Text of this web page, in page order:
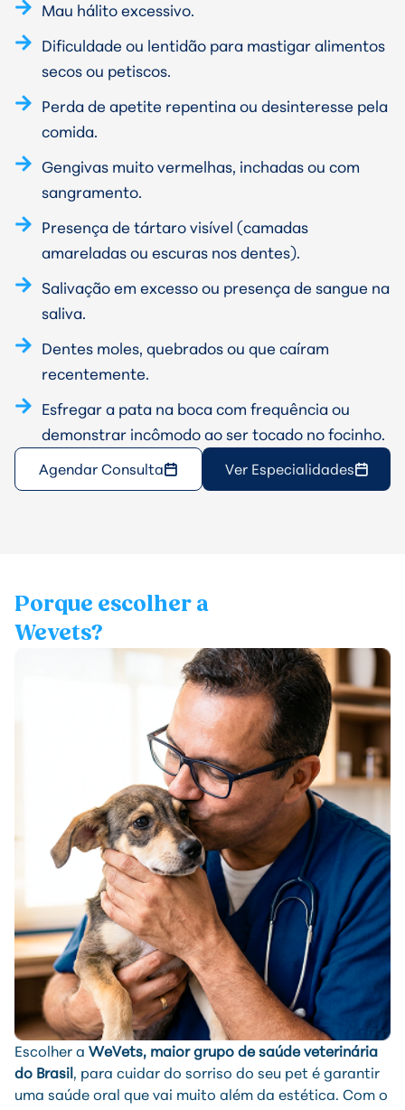
Mau hálito excessivo.
Dificuldade ou lentidão para mastigar alimentos
secos ou petiscos.
Perda de apetite repentina ou desinteresse pela
comida.
Gengivas muito vermelhas, inchadas ou com
sangramento.
Presença de tártaro visível (camadas
amareladas ou escuras nos dentes).
Salivação em excesso ou presença de sangue na
saliva.
Dentes moles, quebrados ou que caíram
recentemente.
Esfregar a pata na boca com frequência ou
demonstrar incômodo ao ser tocado no focinho.
Agendar Consulta Ver Especialidades
Porque escolher a
Wevets?
Escolher a WeVets, maior grupo de saúde veterinária
do Brasil, para cuidar do sorriso do seu pet é garantir
uma saúde oral que vai muito além da estética. Com o